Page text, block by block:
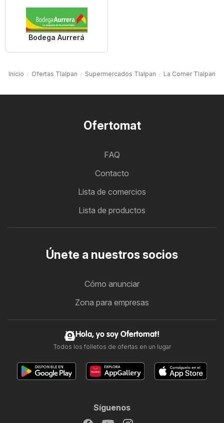
Bodega Aurrerá
Inicio Ofertas Tlalpan Supermercados Tlalpan La Comer Tlalpan
Ofertomat
FAQ
Contacto
Lista de comercios
Lista de productos
Únete a nuestros socios
Cómo anunciar
Zona para empresas
Hola, yo soy Ofertomat!
Todos los folletos de ofertas en un lugar
Síguenos